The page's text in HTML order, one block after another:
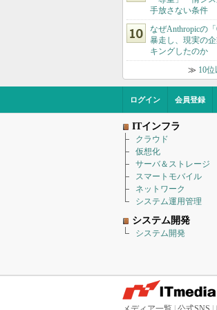
手放さない条件
なぜAnthropicの「
暴走し、現実の
キングしたのか
≫ 10
ログイン 会員登録
ITインフラ
クラウド
仮想化
サーバ＆ストレージ
スマートモバイル
ネットワーク
システム運用管理
システム開発
システム開発